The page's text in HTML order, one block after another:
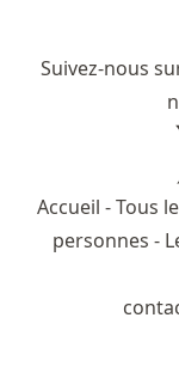
Suivez-nous
Accueil -Tous
personnes -